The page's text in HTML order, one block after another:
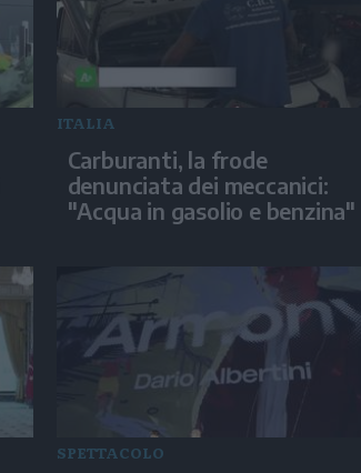
ITALIA
Carburanti, la frode
denunciata dei meccanici:
"Acqua in gasolio e benzina"
SPETTACOLO